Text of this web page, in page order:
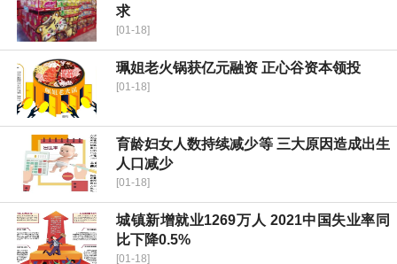
求
[01-18]
珮姐老火锅获亿元融资 正心谷资本领投
[01-18]
育龄妇女人数持续减少等 三大原因造成出生
人口减少
[01-18]
城镇新增就业1269万人 2021中国失业率同
比下降0.5%
[01-18]